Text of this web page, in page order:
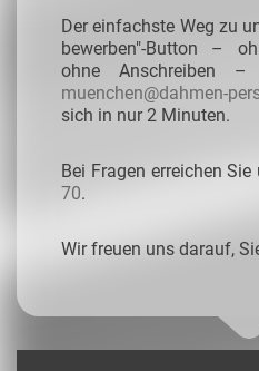
Der einfachste Weg zu
bewerben"-Button –
ohne Anschreiben
muenchen@dahmen-
sich in nur 2 Minuten.
Bei Fragen erreichen
70.
Wir freuen uns darauf,